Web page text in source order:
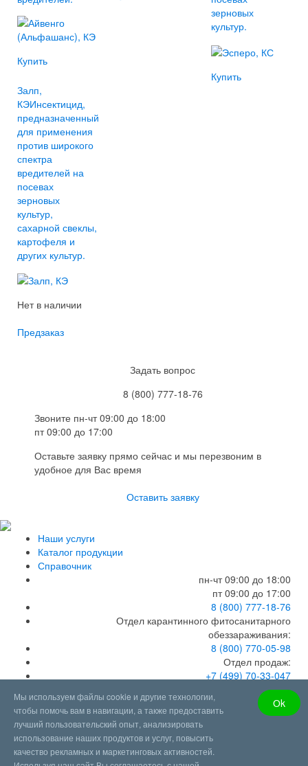
Купить
зерновых
культур.
Купить
Залп,
КЭИнсектицид,
предназначенный
для применения
против широкого
спектра
вредителей на
посевах
зерновых
культур,
сахарной свеклы,
картофеля и
других культур.
Нет в наличии
Предзаказ
Задать вопрос
8 (800) 777-18-76
Звоните пн-чт 09:00 до 18:00
пт 09:00 до 17:00
Оставьте заявку прямо сейчас и мы перезвоним в
удобное для Вас время
Оставить заявку
Наши услуги
Каталог продукции
Справочник
пн-чт 09:00 до 18:00
пт 09:00 до 17:00
8 (800) 777-18-76
Отдел карантинного фитосанитарного
обеззараживания:
8 (800) 770-05-98
Отдел продаж:
+7 (499) 70-33-047
Бухгалтерия:
8 (499) 35-05-875
info@fumigation1.ru
Оk
Мы используем файлы cookie и другие технологии,
чтобы помочь вам в навигации, а также предоставить
лучший пользовательский опыт, анализировать
использование наших продуктов и услуг, повысить
качество рекламных и маркетинговых активностей.